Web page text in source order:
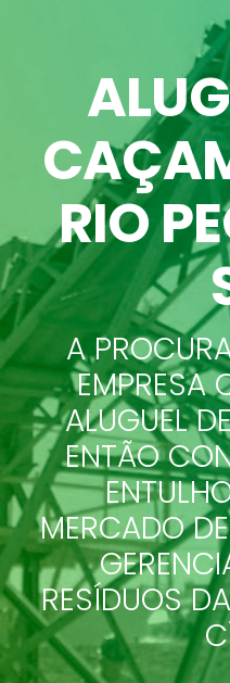
RIO
A
EMPRESA
ALUGUEL
ENTÃO
MERCADO
RESÍDUOS